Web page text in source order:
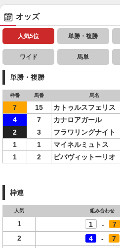
オッズ
人気5位 単勝・複勝
ワイド 馬単
単勝・複勝
枠番 馬番 馬名
7 15 カトゥルスフェリス
4
7 カナロアガール
2
3 フラワリングナイト
1
1 マイネルミュトス
1
2 ビバヴィットーリオ
枠連
人気 組み合わせ
1 1 - 7
2
4 - 7